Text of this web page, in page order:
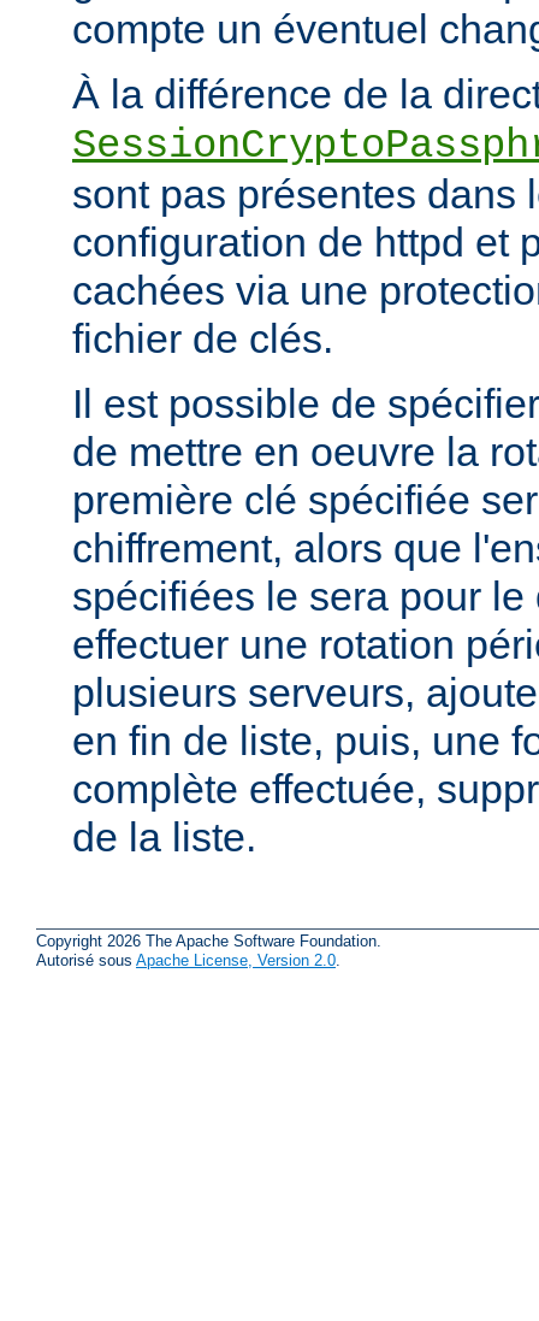
compte un éventuel
À la différence de la
sont pas présentes dans
configuration de httpd et
cachées via une
fichier de clés.
Il est possible de
de mettre en oeuvre la
première clé spécifiée
chiffrement, alors que
spécifiées le sera pour
effectuer une rotation
plusieurs serveurs,
en fin de liste, puis, une
complète effectuée,
de la liste.
Copyright 2026 The Apache Software Foundation.
Autorisé sous Apache License, Version 2.0.